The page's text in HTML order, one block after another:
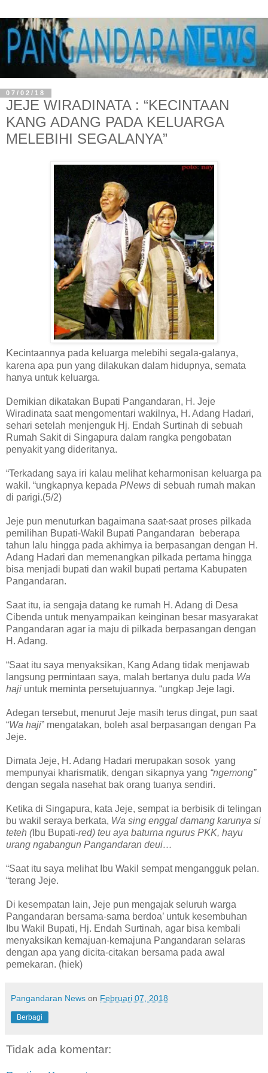
07/02/18
JEJE WIRADINATA : “KECINTAAN
KANG ADANG PADA KELUARGA
MELEBIHI SEGALANYA”
Kecintaannya pada keluarga melebihi segala-galanya,
karena apa pun yang dilakukan dalam hidupnya, semata
hanya untuk keluarga.
Demikian dikatakan Bupati Pangandaran, H. Jeje
Wiradinata saat mengomentari wakilnya, H. Adang Hadari,
sehari setelah menjenguk Hj. Endah Surtinah di sebuah
Rumah Sakit di Singapura dalam rangka pengobatan
penyakit yang dideritanya.
“Terkadang saya iri kalau melihat keharmonisan keluarga pa
wakil. “ungkapnya kepada PNews di sebuah rumah makan
di parigi.(5/2)
Jeje pun menuturkan bagaimana saat-saat proses pilkada
pemilihan Bupati-Wakil Bupati Pangandaran beberapa
tahun lalu hingga pada akhirnya ia berpasangan dengan H.
Adang Hadari dan memenangkan pilkada pertama hingga
bisa menjadi bupati dan wakil bupati pertama Kabupaten
Pangandaran.
Saat itu, ia sengaja datang ke rumah H. Adang di Desa
Cibenda untuk menyampaikan keinginan besar masyarakat
Pangandaran agar ia maju di pilkada berpasangan dengan
H. Adang.
“Saat itu saya menyaksikan, Kang Adang tidak menjawab
langsung permintaan saya, malah bertanya dulu pada Wa
haji untuk meminta persetujuannya. “ungkap Jeje lagi.
Adegan tersebut, menurut Jeje masih terus dingat, pun saat
“Wa haji” mengatakan, boleh asal berpasangan dengan Pa
Jeje.
Dimata Jeje, H. Adang Hadari merupakan sosok yang
mempunyai kharismatik, dengan sikapnya yang “ngemong”
dengan segala nasehat bak orang tuanya sendiri.
Ketika di Singapura, kata Jeje, sempat ia berbisik di telingan
bu wakil seraya berkata, Wa sing enggal damang karunya si
teteh (Ibu Bupati-red) teu aya baturna ngurus PKK, hayu
urang ngabangun Pangandaran deui…
“Saat itu saya melihat Ibu Wakil sempat mengangguk pelan.
“terang Jeje.
Di kesempatan lain, Jeje pun mengajak seluruh warga
Pangandaran bersama-sama berdoa’ untuk kesembuhan
Ibu Wakil Bupati, Hj. Endah Surtinah, agar bisa kembali
menyaksikan kemajuan-kemajuna Pangandaran selaras
dengan apa yang dicita-citakan bersama pada awal
pemekaran. (hiek)
Pangandaran News on Februari 07, 2018
Berbagi
Tidak ada komentar: